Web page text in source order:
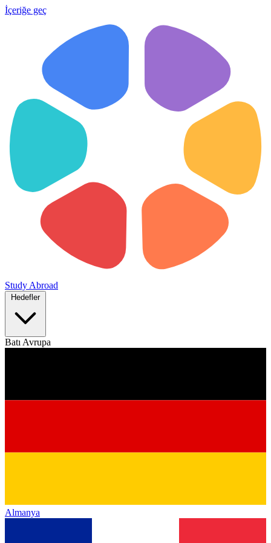
İçeriğe geç
Study Abroad
Hedefler
Batı Avrupa
Almanya